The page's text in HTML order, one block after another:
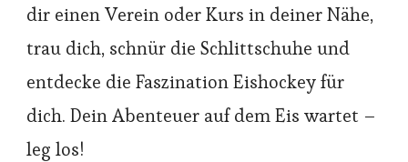
dir einen Verein oder Kurs in deiner Nähe,
trau dich, schnür die Schlittschuhe und
entdecke die Faszination Eishockey für
dich. Dein Abenteuer auf dem Eis wartet –
leg los!